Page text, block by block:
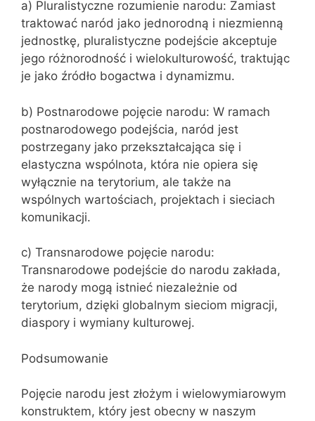
a) Pluralistyczne rozumienie narodu: Zamiast
traktować naród jako jednorodną i niezmienną
jednostkę, pluralistyczne podejście akceptuje
jego różnorodność i wielokulturowość, traktując
je jako źródło bogactwa i dynamizmu.
b) Postnarodowe pojęcie narodu: W ramach
postnarodowego podejścia, naród jest
postrzegany jako przekształcająca się i
elastyczna wspólnota, która nie opiera się
wyłącznie na terytorium, ale także na
wspólnych wartościach, projektach i sieciach
komunikacji.
c) Transnarodowe pojęcie narodu:
Transnarodowe podejście do narodu zakłada,
że narody mogą istnieć niezależnie od
terytorium, dzięki globalnym sieciom migracji,
diaspory i wymiany kulturowej.
Podsumowanie
Pojęcie narodu jest złożym i wielowymiarowym
konstruktem, który jest obecny w naszym